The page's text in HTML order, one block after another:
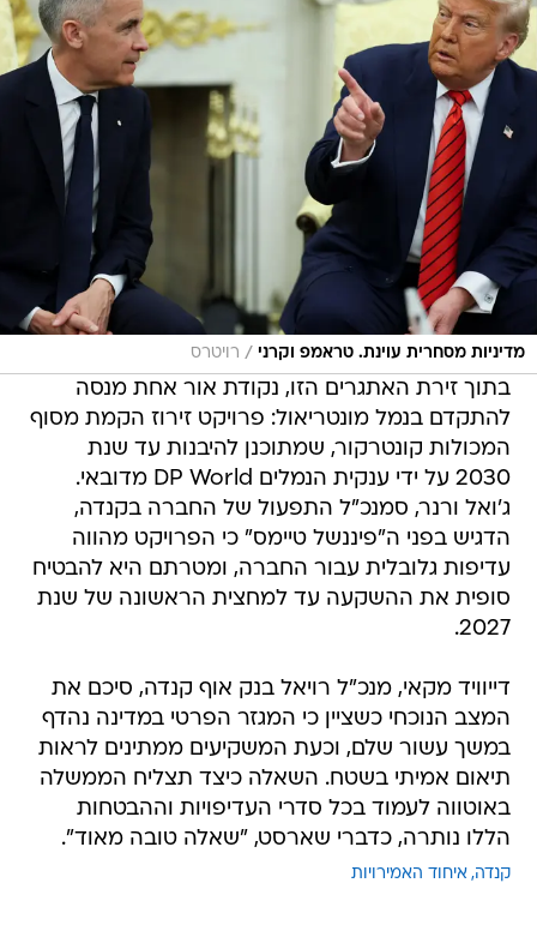
מדיניות מסחרית עוינת. טראמפ וקרני רויטרס
בתוך זירת האתגרים הזו, נקודת אור אחת מנסה
להתקדם בנמל מונטריאול: פרויקט זירוז הקמת מסוף
המכולות קונטרקור, שמתוכנן להיבנות עד שנת
2030 על ידי ענקית הנמלים DP World מדובאי.
ג'ואל ורנר, סמנכ"ל התפעול של החברה בקנדה,
הדגיש בפני ה"פיננשל טיימס" כי הפרויקט מהווה
עדיפות גלובלית עבור החברה, ומטרתם היא להבטיח
סופית את ההשקעה עד למחצית הראשונה של שנת
2027.
דייוויד מקאי, מנכ"ל רויאל בנק אוף קנדה, סיכם את
במשך עשור שלם, וכעת המשקיעים ממתינים לראות
תיאום אמיתי בשטח. השאלה כיצד תצליח הממשלה
באוטווה לעמוד בכל סדרי העדיפויות וההבטחות
הללו נותרה, כדברי שארסט, "שאלה טובה מאוד".
קנדה איחוד האמירויות